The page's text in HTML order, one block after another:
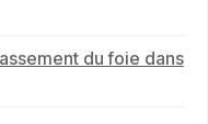
du foie dans